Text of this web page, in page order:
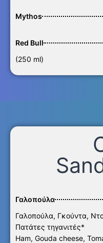
Mythos
Red Bull
(250 ml)
Γαλοπούλα
Γαλοπούλα, Γκούντα,
Πατάτες τηγανιτές*
Ham, Gouda cheese,